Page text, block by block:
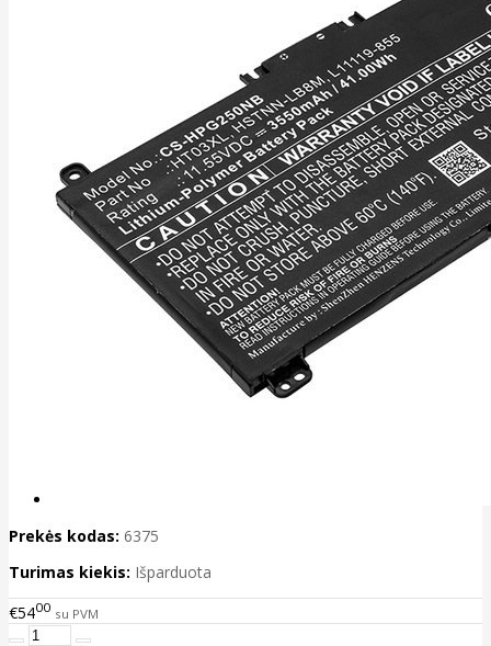
Prekės kodas: 6375
Turimas kiekis: Išparduota
€5400 su PVM